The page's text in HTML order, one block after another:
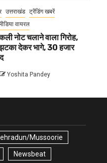
उत्तराखंड
ट्रेंडिंग खबरें
वायरल
नोट चलाने वाला गिरोह,
देकर भागे, 30 हजार
Yoshita Pandey
Mussoorie
Newsbeat